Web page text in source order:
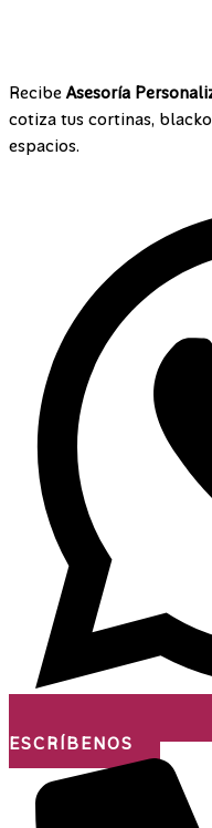
RecibeAsesoría
cotiza tus cortinas,
espacios.
ESCRÍBENOS